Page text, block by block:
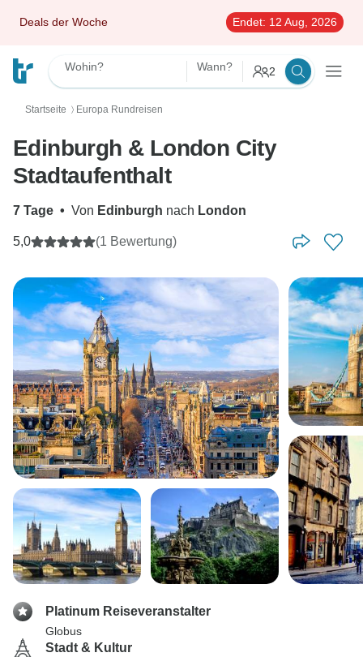
Deals der Woche Endet: 12 Aug, 2026
Wohin? Wann? 2
Startseite 〉 Europa Rundreisen
Edinburgh & London City
Stadtaufenthalt
7 Tage • Von Edinburgh nach London
5,0 (1 Bewertung)
Platinum Reiseveranstalter
Globus
Stadt & Kultur